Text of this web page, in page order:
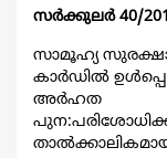
സര്‍ക്കുലര്‍ 40/
സാമൂഹ്യ
കാര്‍ഡില്‍
അര്‍ഹത